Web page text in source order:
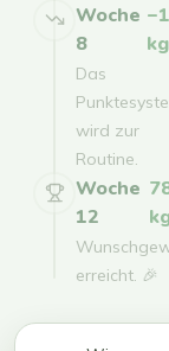
Woche
8
kg
Das
wird zur
Routine.
Woche
12
erreicht. 🎉